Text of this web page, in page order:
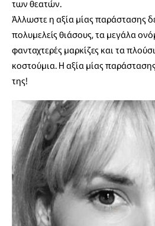
των θεατών.
Άλλωστε η αξία μίας παράστασης
πολυμελείς θιάσους, τα μεγάλα
φανταχτερές μαρκίζες και τα
κοστούμια. Η αξία μίας
της!